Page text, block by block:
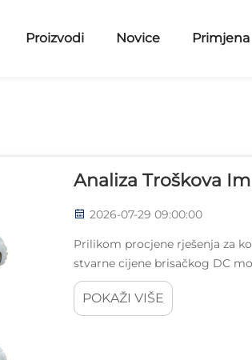
Proizvodi Novice Primjena
Analiza Troškova
2026-07-29 09:00:00
Prilikom procjene rješenja za
stvarne cijene brisačkog DC
je jedan od najprepoznatljivijih i
POKAŽI VIŠE